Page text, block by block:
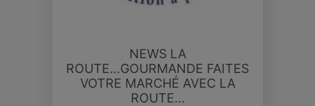
NEWS LA
ROUTE...GOURMANDE FAITES
VOTRE MARCHÉ AVEC LA
ROUTE...